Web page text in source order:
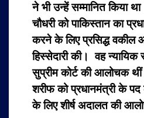
ने भी उन्हें सम्मानित किया
चौधरी को पाकिस्तान का
करने के लिए प्रसिद्ध वकील
हिस्सेदारी की। वह
सुप्रीम कोर्ट की आलोचक थीं
शरीफ को प्रधानमंत्री के पद
के लिए शीर्ष अदालत की